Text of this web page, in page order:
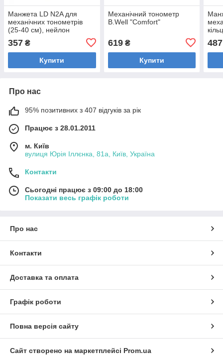
Манжета LD N2A для
механічних тонометрів
(25-40 см), нейлон
357 ₴
Купити
Механічний тонометр
B.Well "Comfort"
619₴
Купити
487
Про нас
95% позитивних з 407 відгуків за рік
Працює з 28.01.2011
м. Київ
вулиця Юрія Іллєнка, 81а, Київ, Україна
Контакти
Сьогодні працює з 09:00 до 18:00
Показати весь графік роботи
Про нас
Контакти
Доставка та оплата
Графік роботи
Повна версія сайту
Сайт створено на маркетплейсі Prom.ua